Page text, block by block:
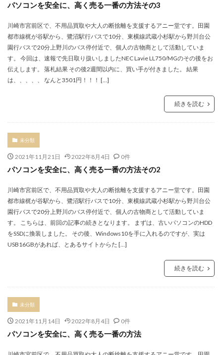
パソコンを安全に、高く売る一番の方法その3
川崎市宮前区で、不用品買取や大人の断捨離を支援するアニー堂です。田園
都市線梶が谷駅から、鷺沼駅行バスで10分、東横線武蔵小杉駅から野川台公
園行バスで20分上野川のバス停付近で、個人の古物商として活動していま
す。 今回は、速報で先日取り扱いしましたNEC Lavie LL750/MGのその後をお
伝えします。 落札結果 その後2週間以内に、買い手が付きました。 結果
は、、、、、 なんと3501円！！！ […]
続きを読む
未分類
2021年11月21日 2022年8月4日 0件
パソコンを安全に、高く売る一番の方法その2
川崎市宮前区で、不用品買取や大人の断捨離を支援するアニー堂です。田園
都市線梶が谷駅から、鷺沼駅行バスで10分、東横線武蔵小杉駅から野川台公
園行バスで20分上野川のバス停付近で、個人の古物商として活動していま
す。 こちらは、前回の記事の続きとなります。 まずは、古いパソコンのHDD
をSSDに換装しました。 その後、Windows10を手に入れるのですが、実は
USB16GBがあれば、とあるサイトからた […]
続きを読む
未分類
2021年11月14日 2022年8月4日 0件
パソコンを安全に、高く売る一番の方法